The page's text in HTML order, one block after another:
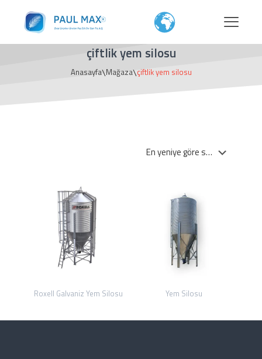
çiftlik yem silosu
Anasayfa\Mağaza\çiftlik yem silosu
Roxell Galvaniz Yem Silosu Yem Silosu